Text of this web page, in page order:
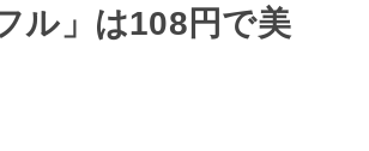
ル」は108円で美